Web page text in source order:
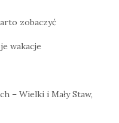
zobaczyć
wakacje
– Wielki i Mały Staw,